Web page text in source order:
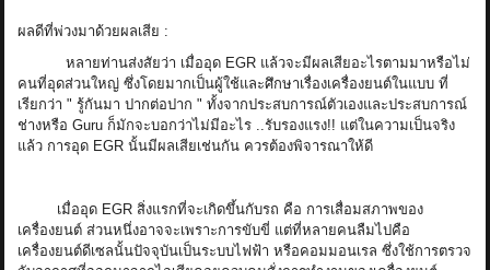
ผลดีที่พ่วงมาด้วยผลเสีย :
หลายท่านส่งสัยว่า เมื่ออุด EGR แล้วจะมีผลเสียอะไรตามมาหรือไม่
คนที่อุดส่วนใหญ่ ซึ่งโดยมากเป็นผู้ใช้และศึกษาเรื่องเครื่องยนต์ในแบบ ที่
เรียกว่า " รู้กันมา ปากต่อปาก " ทั้งจากประสบการณ์ตัวเองและประสบการณ์
ช่างหรือ Guru ก็มักจะบอกว่าไม่มีอะไร ..รับรองแรง!! แต่ในความเป็นจริง
แล้ว การอุด EGR นั้นมีผลเสียเช่นกัน ควรต้องพิจารณาให้ดี
เมื่ออุด EGR สิ่งแรกที่จะเกิดขึ้นกับรถ คือ การเสื่อมสภาพของ
เครื่องยนต์ ส่วนหนึ่งอาจจะเพราะการขับขี่ แต่ที่หลายคนลืมไปคือ
เครื่องยนต์ดีเซลนั้นปัจจุบันเป็นระบบไฟฟ้า หรือคอมมอนเรล ซึ่งใช้การตรวจ